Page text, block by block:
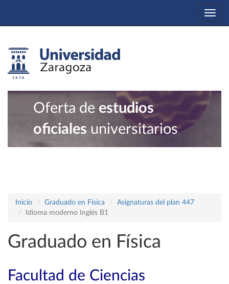
Oferta de estudios
oficiales universitarios
Inicio Graduado en Física
Asignaturas del plan 447
Idioma moderno Inglés B1
Graduado en Física
Facultad de Ciencias